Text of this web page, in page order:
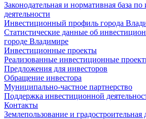
Законодательная и нормативная база
деятельности
Инвестиционный профиль города
Статистические данные об
городе Владимире
Инвестиционные проекты
Реализованные инвестиционные
Предложения для инвесторов
Обращение инвестора
Муниципально-частное партнерство
Поддержка инвестиционной
Контакты
Землепользование и градостроительная